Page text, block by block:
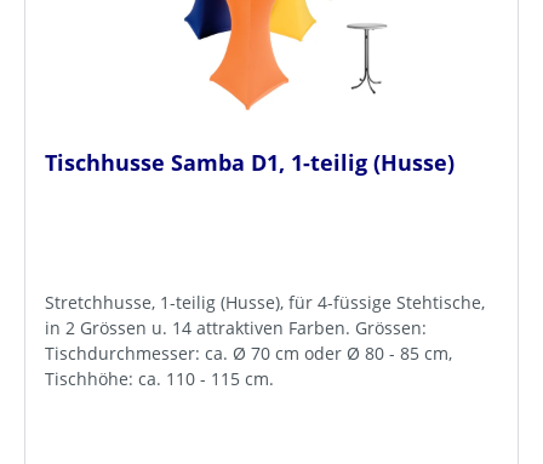
Tischhusse Samba D1, 1-teilig (Husse)
Stretchhusse, 1-teilig (Husse), für 4-füssige Stehtische,
in 2 Grössen u. 14 attraktiven Farben. Grössen:
Tischdurchmesser: ca. Ø 70 cm oder Ø 80 - 85 cm,
Tischhöhe: ca. 110 - 115 cm.